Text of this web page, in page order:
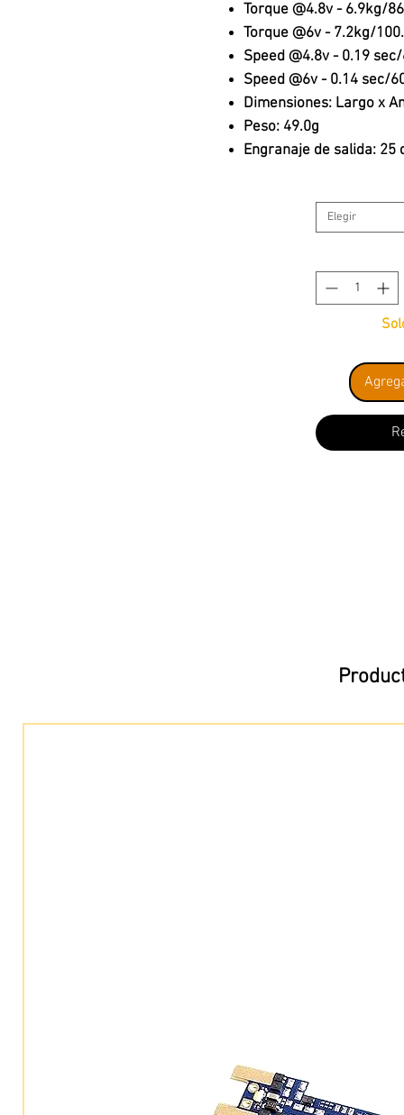
Torque @4.8v - 6.9kg/
Torque @6v - 7.2kg/
Speed @4.8v - 0.19
Speed @6v - 0.14 sec/
Dimensiones: Largo x
Peso: 49.0g
Engranaje de salida: 25
Elegir